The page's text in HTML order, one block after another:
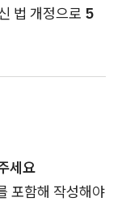
법 개정으로 5
세요
포함해 작성해야